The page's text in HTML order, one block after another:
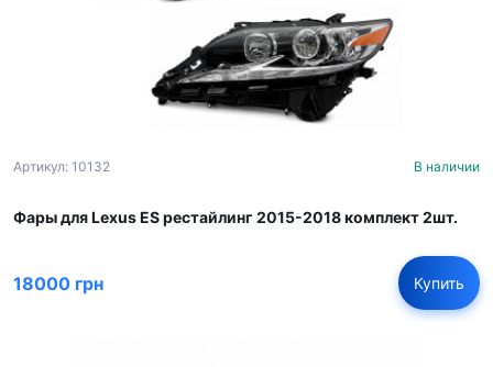
Артикул: 10132 В наличии
Фары для Lexus ES рестайлинг 2015-2018 комплект 2шт.
18000 грн Купить